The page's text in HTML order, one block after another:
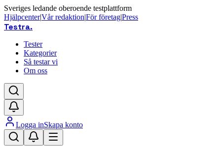
Sveriges ledande oberoende testplattform
Hjälpcenter|Vår redaktion|För företag|Press
Testra.
Tester
Kategorier
Så testar vi
Om oss
Logga inSkapa konto